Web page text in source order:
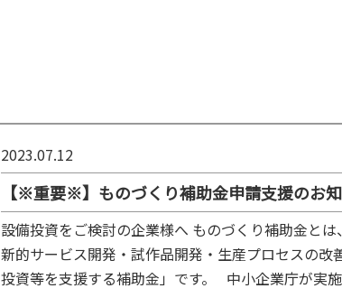
2023.07.12
【※重要※】ものづくり補助金申請支援のお
設備投資をご検討の企業様へ ものづくり補助金と
新的サービス開発・試作品開発・生産プロセスの改
投資等を支援する補助金」です。 中小企業庁が実